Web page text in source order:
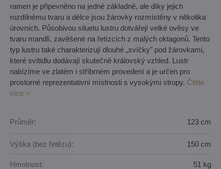
ramen je připevněno na jedné základně, ale díky jejich
rozdílnému tvaru a délce jsou žárovky rozmístěny v několika
úrovních. Působivou siluetu lustru dotvářejí velké ověsy ve
tvaru mandlí, zavěšené na řetízcích z malých oktagonů. Tento
typ lustru také charakterizují dlouhé „svíčky" pod žárovkami,
které svítidlu dodávají skutečně královský vzhled. Lustr
nabízíme ve zlatém i stříbrném provedení a je určen pro
prostorné reprezentativní místnosti s vysokými stropy. Čtěte
více
Průměr: 123 cm
Výška (bez řetězu): 150 cm
Hmotnost: 51 kg